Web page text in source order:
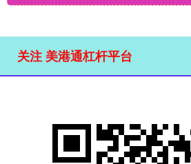
关注 美港通杠杆平台